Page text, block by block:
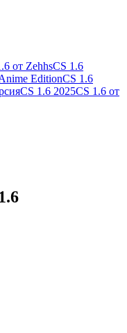
от ZehhsCS 1.6
EditionCS 1.6
CS 1.6 2025CS 1.6 от